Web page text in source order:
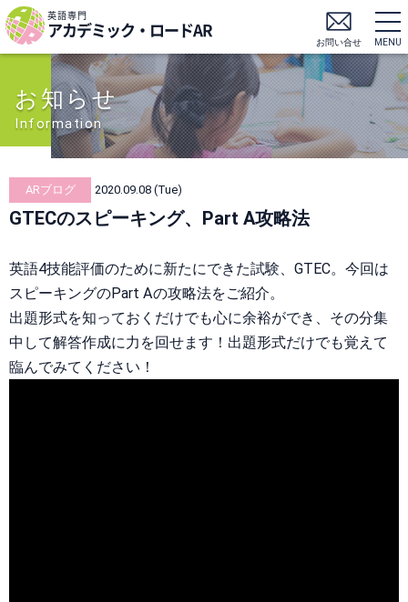
英語専門
アカデミック・ロードAR
お問い合せ MENU
お知らせ
Information
ARブログ 2020.09.08 (Tue)
GTECのスピーキング、Part A攻略法
英語4技能評価のために新たにできた試験、GTEC。今回は
スピーキングのPart Aの攻略法をご紹介。
出題形式を知っておくだけでも心に余裕ができ、その分集
中して解答作成に力を回せます！出題形式だけでも覚えて
臨んでみてください！